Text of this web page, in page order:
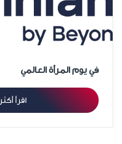
في يوم المرأة العالمي
اقرأ أكثر